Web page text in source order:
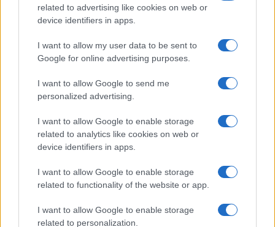
related to advertising like cookies on web or
device identifiers in apps.
I want to allow my user data to be sent to
Google for online advertising purposes.
I want to allow Google to send me
personalized advertising.
I want to allow Google to enable storage
related to analytics like cookies on web or
device identifiers in apps.
I want to allow Google to enable storage
related to functionality of the website or app.
I want to allow Google to enable storage
related to personalization.